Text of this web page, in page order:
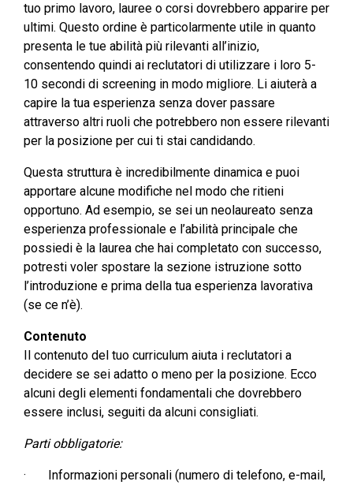
tuo primo lavoro, lauree o corsi dovrebbero apparire per
ultimi. Questo ordine è particolarmente utile in quanto
presenta le tue abilità più rilevanti all’inizio,
consentendo quindi ai reclutatori di utilizzare i loro 5-
10 secondi di screening in modo migliore. Li aiuterà a
capire la tua esperienza senza dover passare
attraverso altri ruoli che potrebbero non essere rilevanti
per la posizione per cui ti stai candidando.
Questa struttura è incredibilmente dinamica e puoi
apportare alcune modifiche nel modo che ritieni
opportuno. Ad esempio, se sei un neolaureato senza
esperienza professionale e l’abilità principale che
possiedi è la laurea che hai completato con successo,
potresti voler spostare la sezione istruzione sotto
l’introduzione e prima della tua esperienza lavorativa
(se ce n’è).
Contenuto
Il contenuto del tuo curriculum aiuta i reclutatori a
decidere se sei adatto o meno per la posizione. Ecco
alcuni degli elementi fondamentali che dovrebbero
essere inclusi, seguiti da alcuni consigliati.
Parti obbligatorie:
· Informazioni personali (numero di telefono, e-mail,